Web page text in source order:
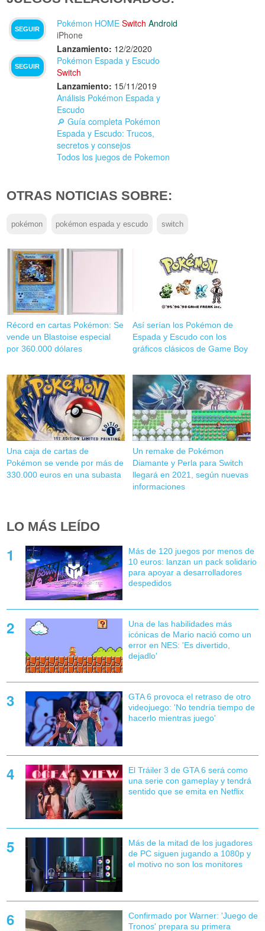
SEGUIR
Pokémon HOME Switch Android
iPhone
Lanzamiento: 12/2/2020
SEGUIR
Pokémon Espada y Escudo
Switch
Lanzamiento: 15/11/2019
Análisis Pokémon Espada y
Escudo
🔎 Guía completa Pokémon
Espada y Escudo: Trucos,
secretos y consejos
Todos los juegos de Pokemon
OTRAS NOTICIAS SOBRE:
pokémon pokémon espada y escudo switch
Récord en cartas Pokémon: Se
vende un Blastoise especial
por 360.000 dólares
Así serían los Pokémon de
Espada y Escudo con los
gráficos clásicos de Game Boy
Una caja de cartas de
Pokémon se vende por más de
330.000 euros en una subasta
Un remake de Pokémon
Diamante y Perla para Switch
llegará en 2021, según nuevas
informaciones
LO MÁS LEÍDO
Más de 120 juegos por menos de
10 euros: lanzan un pack solidario
para apoyar a desarrolladores
despedidos
Una de las habilidades más
icónicas de Mario nació como un
error en NES: 'Es divertido,
dejadlo'
GTA 6 provoca el retraso de otro
videojuego: 'No tendría tiempo de
hacerlo mientras juego'
El Tráiler 3 de GTA 6 será como
una serie con gameplay y tendrá
sentido que se emita en Netflix
Más de la mitad de los jugadores
de PC siguen jugando a 1080p y
el motivo no son los monitores
Confirmado por Warner: 'Juego de
Tronos' prepara su primera